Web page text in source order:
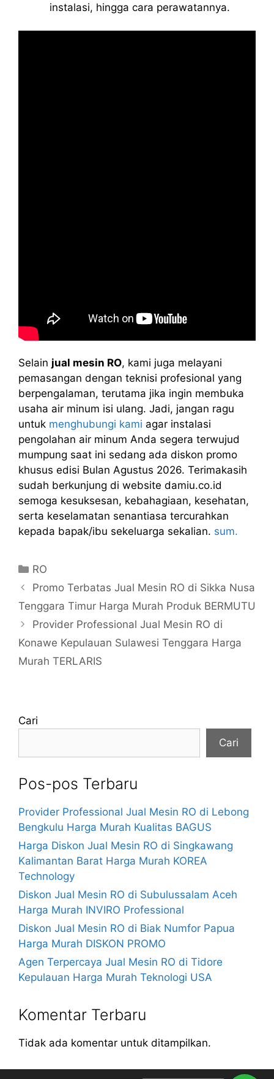
instalasi, hingga cara perawatannya.
Selain jual mesin RO, kami juga melayani
pemasangan dengan teknisi profesional yang
berpengalaman, terutama jika ingin membuka
usaha air minum isi ulang. Jadi, jangan ragu
untuk menghubungi kami agar instalasi
pengolahan air minum Anda segera terwujud
mumpung saat ini sedang ada diskon promo
khusus edisi Bulan Agustus 2026. Terimakasih
sudah berkunjung di website damiu.co.id
semoga kesuksesan, kebahagiaan, kesehatan,
serta keselamatan senantiasa tercurahkan
kepada bapak/ibu sekeluarga sekalian. sum.
Kategori
RO
Promo Terbatas Jual Mesin RO di Sikka Nusa
Tenggara Timur Harga Murah Produk BERMUTU
Provider Professional Jual Mesin RO di
Konawe Kepulauan Sulawesi Tenggara Harga
Murah TERLARIS
Cari
Cari
Pos-pos Terbaru
Provider Professional Jual Mesin RO di Lebong
Bengkulu Harga Murah Kualitas BAGUS
Harga Diskon Jual Mesin RO di Singkawang
Kalimantan Barat Harga Murah KOREA
Technology
Diskon Jual Mesin RO di Subulussalam Aceh
Harga Murah INVIRO Professional
Diskon Jual Mesin RO di Biak Numfor Papua
Harga Murah DISKON PROMO
Agen Terpercaya Jual Mesin RO di Tidore
Kepulauan Harga Murah Teknologi USA
Komentar Terbaru
Tidak ada komentar untuk ditampilkan.